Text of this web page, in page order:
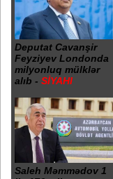
Deputat Cavanşir
Feyziyev Londonda
milyonluq mülklər
alıb - SİYAHI
Saleh Məmmədov 1